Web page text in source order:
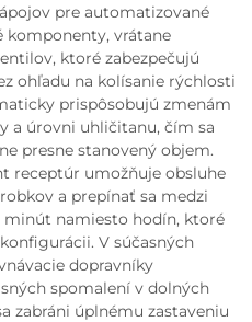
pre automatizované
komponenty, vrátane
ktoré zabezpečujú
ohľadu na kolísanie rýchlosti
prispôsobujú zmenám
a úrovni uhličitanu, čím sa
presne stanovený objem.
receptúr umožňuje obsluhe
a prepínať sa medzi
namiesto hodín, ktoré
V súčasných
dopravníky
spomalení v dolných
zabráni úplnému zastaveniu